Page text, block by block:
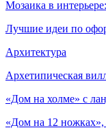
Мозаика в
Лучшие идеи по
Архитектура
Архетипическая
«Дом на холме» с
«Дом на 12